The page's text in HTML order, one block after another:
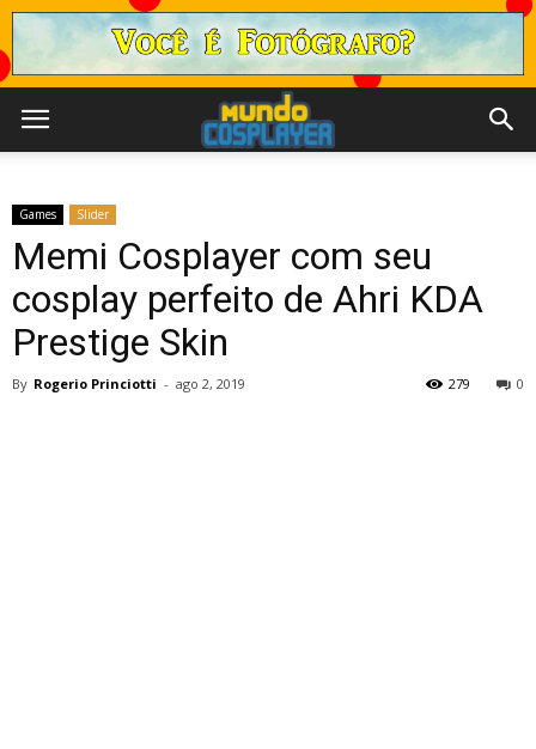
Games Slider
Memi Cosplayer com seu
cosplay perfeito de Ahri KDA
Prestige Skin
By Rogerio Princiotti - ago 2, 2019 0
279